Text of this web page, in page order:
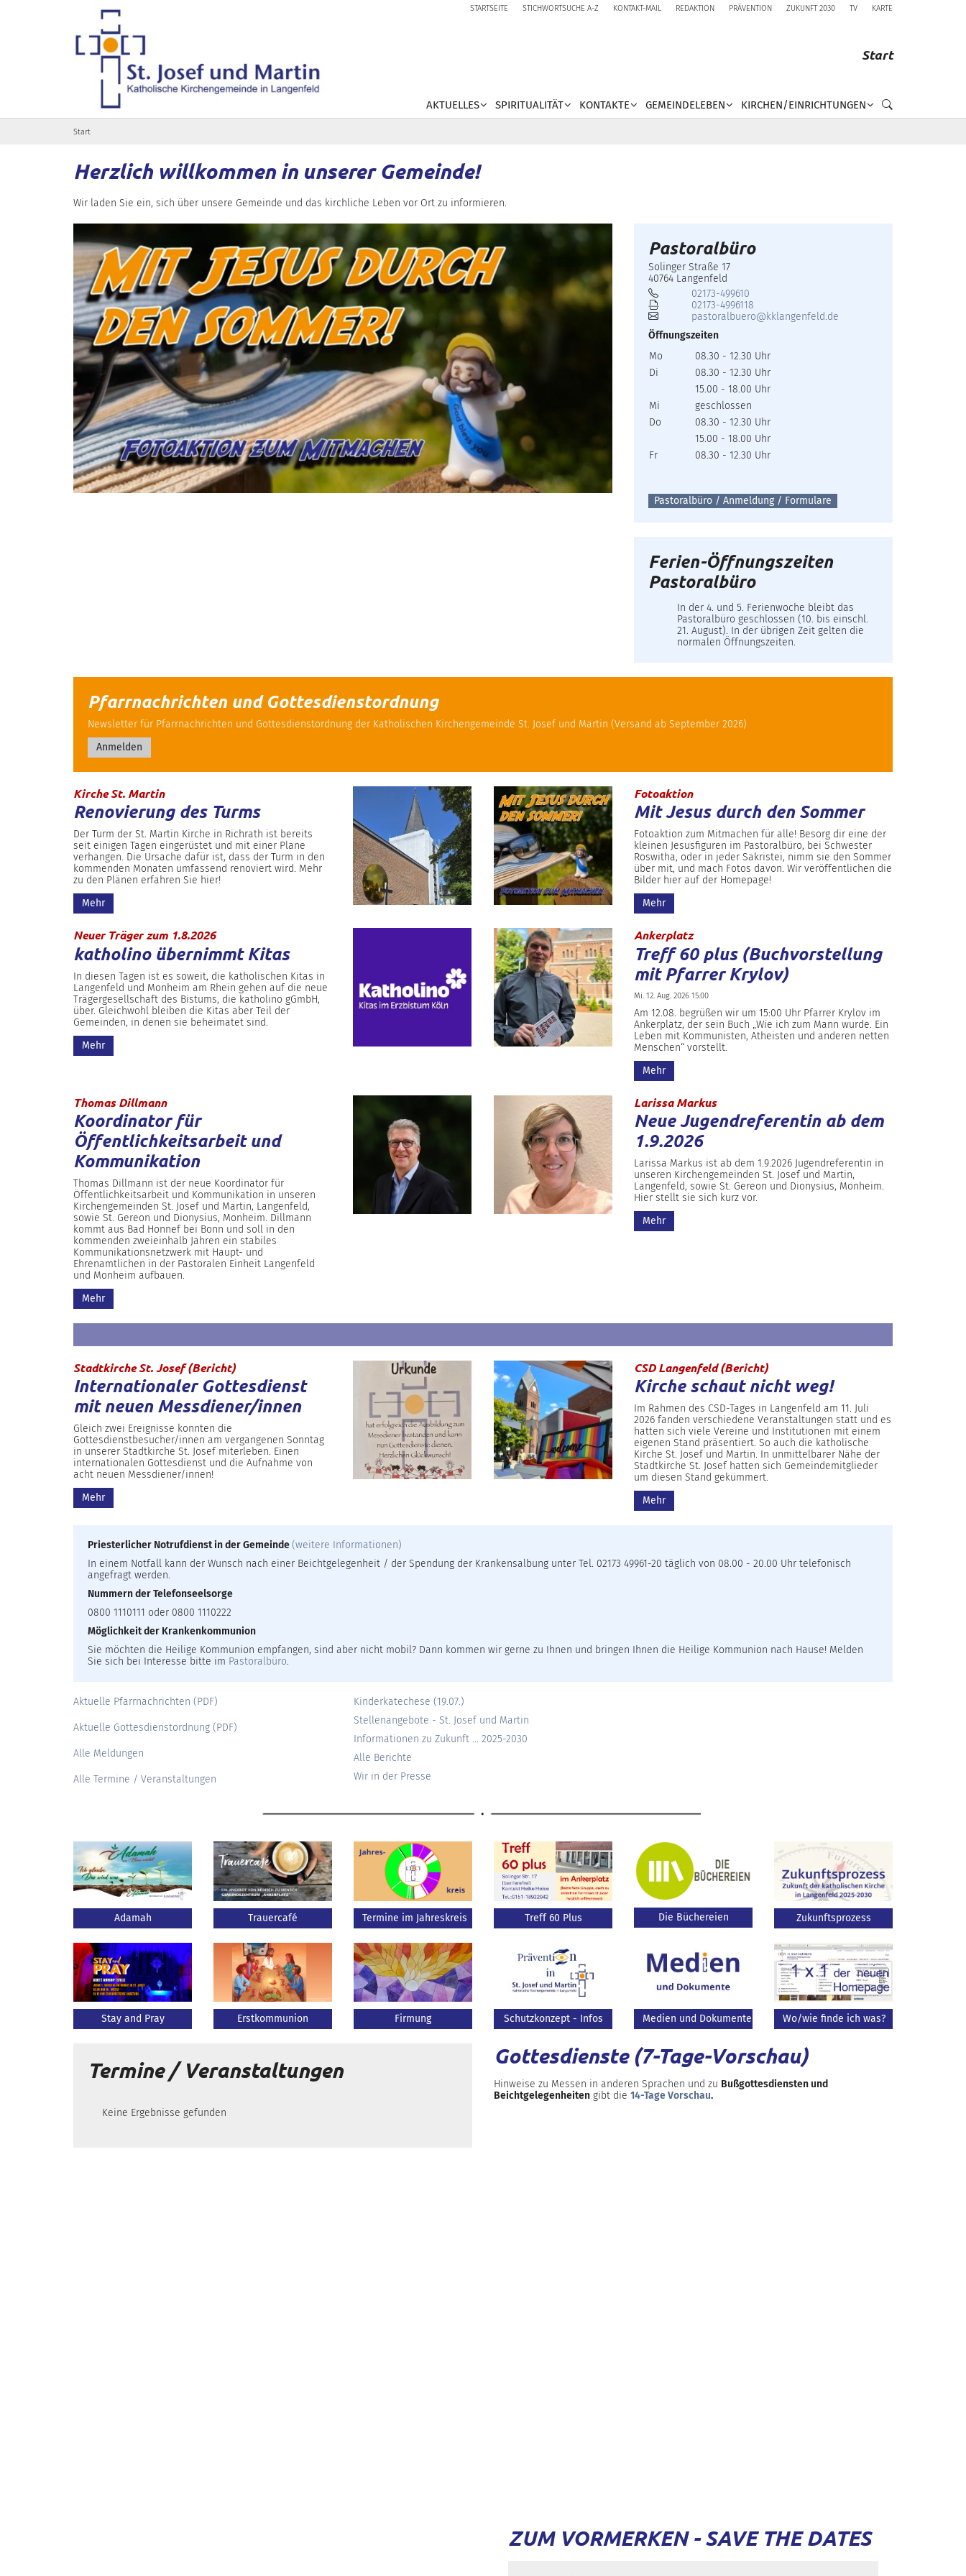
STARTSEITE STICHWORTSUCHE A-Z KONTAKT-MAIL REDAKTION PRÄVENTION ZUKUNFT 2030 TV KARTE
Start
AKTUELLES SPIRITUALITÄT KONTAKTE GEMEINDELEBEN KIRCHEN/EINRICHTUNGEN
Start
Herzlich willkommen in unserer Gemeinde!
Wir laden Sie ein, sich über unsere Gemeinde und das kirchliche Leben vor Ort zu informieren.
Pastoralbüro
Solinger Straße 17
40764 Langenfeld
02173-499610
02173-4996118
pastoralbuero@kklangenfeld.de
Öffnungszeiten
Mo
08.30 - 12.30 Uhr
Di
08.30 - 12.30 Uhr
15.00 - 18.00 Uhr
Mi
geschlossen
Do
08.30 - 12.30 Uhr
15.00 - 18.00 Uhr
Fr
08.30 - 12.30 Uhr
Pastoralbüro / Anmeldung / Formulare
Ferien-Öffnungszeiten
Pastoralbüro
In der 4. und 5. Ferienwoche bleibt das
Pastoralbüro geschlossen (10. bis einschl.
21. August). In der übrigen Zeit gelten die
normalen Öffnungszeiten.
Pfarrnachrichten und Gottesdienstordnung
Newsletter für Pfarrnachrichten und Gottesdienstordnung der Katholischen Kirchengemeinde St. Josef und Martin (Versand ab September 2026)
Anmelden
Kirche St. Martin:
Renovierung des Turms
Der Turm der St. Martin Kirche in Richrath ist bereits
seit einigen Tagen eingerüstet und mit einer Plane
verhangen. Die Ursache dafür ist, dass der Turm in den
kommenden Monaten umfassend renoviert wird. Mehr
zu den Plänen erfahren Sie hier!
Mehr
Fotoaktion:
Mit Jesus durch den Sommer
Fotoaktion zum Mitmachen für alle! Besorg dir eine der
kleinen Jesusfiguren im Pastoralbüro, bei Schwester
Roswitha, oder in jeder Sakristei, nimm sie den Sommer
über mit, und mach Fotos davon. Wir veröffentlichen die
Bilder hier auf der Homepage!
Mehr
Neuer Träger zum 1.8.2026:
katholino übernimmt Kitas
In diesen Tagen ist es soweit, die katholischen Kitas in
Langenfeld und Monheim am Rhein gehen auf die neue
Trägergesellschaft des Bistums, die katholino gGmbH,
über. Gleichwohl bleiben die Kitas aber Teil der
Gemeinden, in denen sie beheimatet sind.
Mehr
Ankerplatz:
Treff 60 plus (Buchvorstellung
mit Pfarrer Krylov)
Mi. 12. Aug. 2026 15:00
Am 12.08. begrüßen wir um 15:00 Uhr Pfarrer Krylov im
Ankerplatz, der sein Buch „Wie ich zum Mann wurde. Ein
Leben mit Kommunisten, Atheisten und anderen netten
Menschen“ vorstellt.
Mehr
Thomas Dillmann:
Koordinator für
Öffentlichkeitsarbeit und
Kommunikation
Thomas Dillmann ist der neue Koordinator für
Öffentlichkeitsarbeit und Kommunikation in unseren
Kirchengemeinden St. Josef und Martin, Langenfeld,
sowie St. Gereon und Dionysius, Monheim. Dillmann
kommt aus Bad Honnef bei Bonn und soll in den
kommenden zweieinhalb Jahren ein stabiles
Kommunikationsnetzwerk mit Haupt- und
Ehrenamtlichen in der Pastoralen Einheit Langenfeld
und Monheim aufbauen.
Mehr
Larissa Markus:
Neue Jugendreferentin ab dem
1.9.2026
Larissa Markus ist ab dem 1.9.2026 Jugendreferentin in
unseren Kirchengemeinden St. Josef und Martin,
Langenfeld, sowie St. Gereon und Dionysius, Monheim.
Hier stellt sie sich kurz vor.
Mehr
Stadtkirche St. Josef (Bericht):
Internationaler Gottesdienst
mit neuen Messdiener/innen
Gleich zwei Ereignisse konnten die
Gottesdienstbesucher/innen am vergangenen Sonntag
in unserer Stadtkirche St. Josef miterleben. Einen
internationalen Gottesdienst und die Aufnahme von
acht neuen Messdiener/innen!
Mehr
CSD Langenfeld (Bericht):
Kirche schaut nicht weg!
Im Rahmen des CSD-Tages in Langenfeld am 11. Juli
2026 fanden verschiedene Veranstaltungen statt und es
hatten sich viele Vereine und Institutionen mit einem
eigenen Stand präsentiert. So auch die katholische
Kirche St. Josef und Martin. In unmittelbarer Nähe der
Stadtkirche St. Josef hatten sich Gemeindemitglieder
um diesen Stand gekümmert.
Mehr
Priesterlicher Notrufdienst in der Gemeinde(weitere Informationen)
In einem Notfall kann der Wunsch nach einer Beichtgelegenheit / der Spendung der Krankensalbung unter Tel. 02173 49961-20 täglich von 08.00 - 20.00 Uhr telefonisch
angefragt werden.
Nummern der Telefonseelsorge
0800 1110111 oder 0800 1110222
Möglichkeit der Krankenkommunion
Sie möchten die Heilige Kommunion empfangen, sind aber nicht mobil? Dann kommen wir gerne zu Ihnen und bringen Ihnen die Heilige Kommunion nach Hause! Melden
Sie sich bei Interesse bitte im Pastoralbüro.
Aktuelle Pfarrnachrichten (PDF)
Aktuelle Gottesdienstordnung (PDF)
Alle Meldungen
Alle Termine / Veranstaltungen
Kinderkatechese (19.07.)
Stellenangebote - St. Josef und Martin
Informationen zu Zukunft ... 2025-2030
Alle Berichte
Wir in der Presse
Adamah Trauercafé Termine im Jahreskreis Treff 60 Plus Die Büchereien Zukunftsprozess
Stay and Pray Erstkommunion Firmung Schutzkonzept - Infos Medien und Dokumente Wo/wie finde ich was?
Termine / Veranstaltungen
Keine Ergebnisse gefunden
Gottesdienste (7-Tage-Vorschau)
Hinweise zu Messen in anderen Sprachen und zu Bußgottesdiensten und
Beichtgelegenheiten gibt die 14-Tage Vorschau.
ZUM VORMERKEN - SAVE THE DATES